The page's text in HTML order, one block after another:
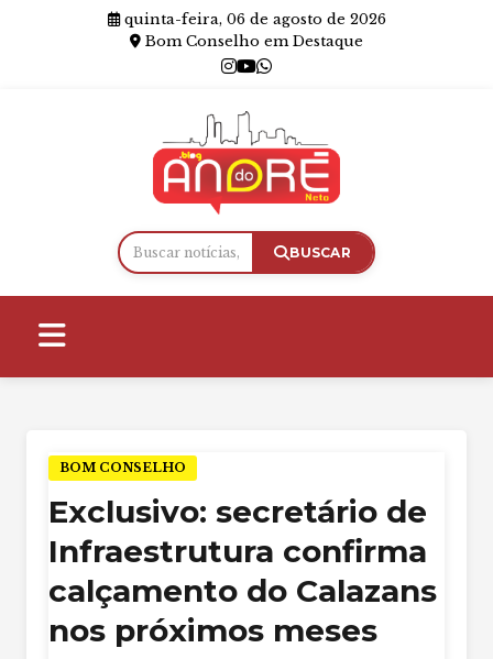
quinta-feira, 06 de agosto de 2026
Bom Conselho em Destaque
BUSCAR
BOM CONSELHO
Exclusivo: secretário de
Infraestrutura confirma
calçamento do Calazans
nos próximos meses